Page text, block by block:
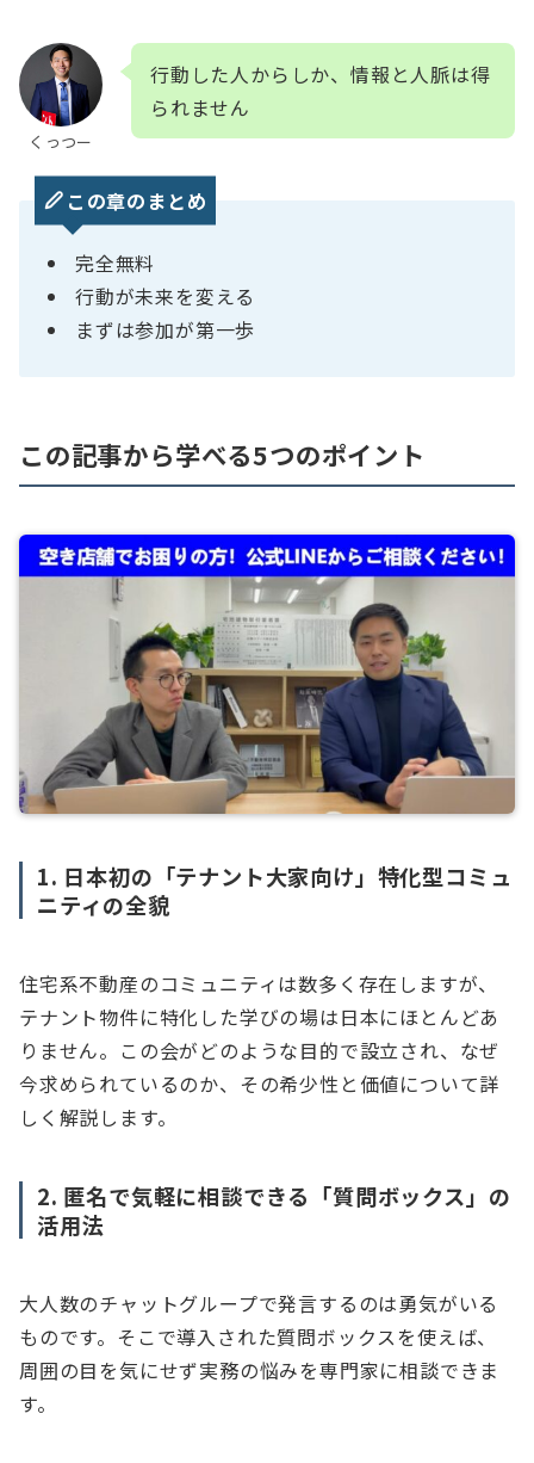
くっつー
行動した人からしか、情報と人脈は得
られません
この章のまとめ
完全無料
行動が未来を変える
まずは参加が第一歩
この記事から学べる5つのポイント
1. 日本初の「テナント大家向け」特化型コミュ
ニティの全貌
住宅系不動産のコミュニティは数多く存在しますが、
テナント物件に特化した学びの場は日本にほとんどあ
りません。この会がどのような目的で設立され、なぜ
今求められているのか、その希少性と価値について詳
しく解説します。
2. 匿名で気軽に相談できる「質問ボックス」の
活用法
大人数のチャットグループで発言するのは勇気がいる
ものです。そこで導入された質問ボックスを使えば、
周囲の目を気にせず実務の悩みを専門家に相談できま
す。